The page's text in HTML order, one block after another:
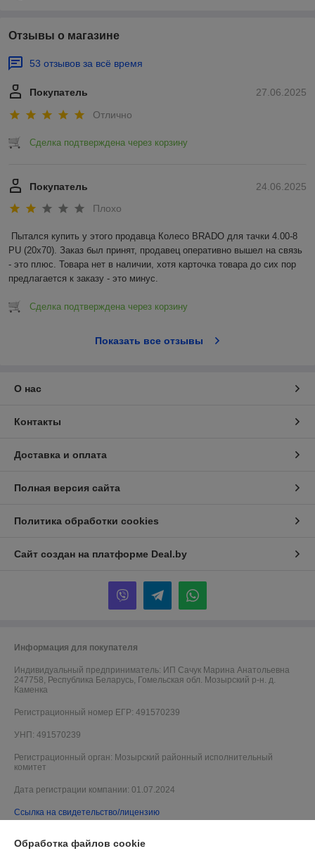
Отзывы о магазине
53 отзывов за всё время
27.06.2025
Покупатель
Отлично
Сделка подтверждена через корзину
24.06.2025
Покупатель
Плохо
Пытался купить у этого продавца Колесо BRADO для тачки 4.00-8
PU (20x70). Заказ был принят, продавец оперативно вышел на связь
- это плюс. Товара нет в наличии, хотя карточка товара до сих пор
предлагается к заказу - это минус.
Сделка подтверждена через корзину
Показать все отзывы
О нас
Контакты
Доставка и оплата
Полная версия сайта
Политика обработки cookies
Сайт создан на платформе Deal.by
Информация для покупателя
Индивидуальный предприниматель: ИП Сачук Марина Анатольевна
247758, Республика Беларусь, Гомельская обл. Мозырский р-н. д.
Каменка
Регистрационный номер ЕГР: 491570239
УНП: 491570239
Регистрационный орган: Мозырский районный исполнительный
комитет
Дата регистрации компании: 01.07.2024
Ссылка на свидетельство/лицензию
Обработка файлов cookie